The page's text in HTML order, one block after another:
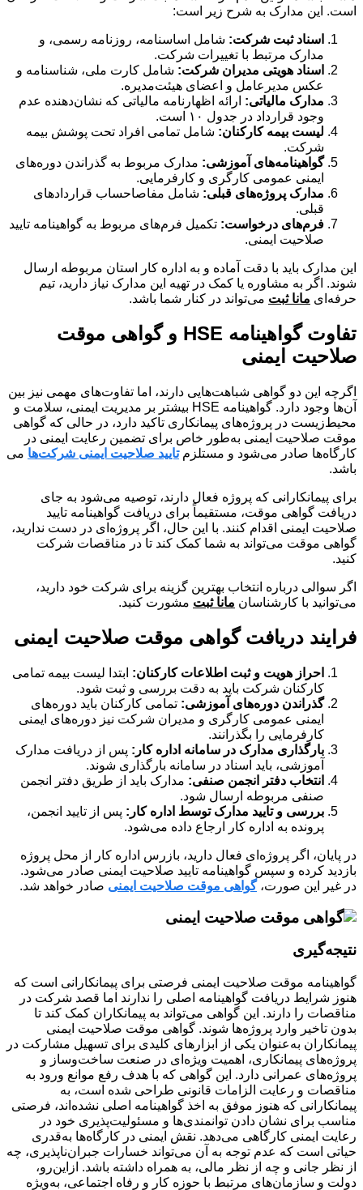
است. این مدارک به شرح زیر است:
اسناد ثبت شرکت: شامل اساسنامه، روزنامه رسمی، و
مدارک مرتبط با تغییرات شرکت.
اسناد هویتی مدیران شرکت: شامل کارت ملی، شناسنامه و
عکس مدیرعامل و اعضای هیئت‌مدیره.
مدارک مالیاتی: ارائه اظهارنامه مالیاتی که نشان‌دهنده عدم
وجود قرارداد در جدول ۱۰ است.
لیست بیمه کارکنان: شامل تمامی افراد تحت پوشش بیمه
شرکت.
گواهینامه‌های آموزشی: مدارک مربوط به گذراندن دوره‌های
ایمنی عمومی کارگری و کارفرمایی.
مدارک پروژه‌های قبلی: شامل مفاصاحساب قراردادهای
قبلی.
فرم‌های درخواست: تکمیل فرم‌های مربوط به گواهینامه تایید
صلاحیت ایمنی.
این مدارک باید با دقت آماده و به اداره کار استان مربوطه ارسال
شوند. اگر به مشاوره یا کمک در تهیه این مدارک نیاز دارید، تیم
حرفه‌ای مانا ثبت می‌تواند در کنار شما باشد.
تفاوت گواهینامه HSE و گواهی موقت
صلاحیت ایمنی
اگرچه این دو گواهی شباهت‌هایی دارند، اما تفاوت‌های مهمی نیز بین
آن‌ها وجود دارد. گواهینامه HSE بیشتر بر مدیریت ایمنی، سلامت و
محیط‌زیست در پروژه‌های پیمانکاری تاکید دارد، در حالی که گواهی
موقت صلاحیت ایمنی به‌طور خاص برای تضمین رعایت ایمنی در
کارگاه‌ها صادر می‌شود و مستلزمتایید صلاحیت ایمنی شرکت‌ها می
باشد.
برای پیمانکارانی که پروژه فعال دارند، توصیه می‌شود به جای
دریافت گواهی موقت، مستقیماً برای دریافت گواهینامه تایید
صلاحیت ایمنی اقدام کنند. با این حال، اگر پروژه‌ای در دست ندارید،
گواهی موقت می‌تواند به شما کمک کند تا در مناقصات شرکت
کنید.
اگر سوالی درباره انتخاب بهترین گزینه برای شرکت خود دارید،
می‌توانید با کارشناسان مانا ثبت مشورت کنید.
فرایند دریافت گواهی موقت صلاحیت ایمنی
احراز هویت و ثبت اطلاعات کارکنان: ابتدا لیست بیمه تمامی
کارکنان شرکت باید به دقت بررسی و ثبت شود.
گذراندن دوره‌های آموزشی: تمامی کارکنان باید دوره‌های
ایمنی عمومی کارگری و مدیران شرکت نیز دوره‌های ایمنی
کارفرمایی را بگذرانند.
بارگذاری مدارک در سامانه اداره کار: پس از دریافت مدارک
آموزشی، باید اسناد در سامانه بارگذاری شوند.
انتخاب دفتر انجمن صنفی: مدارک باید از طریق دفتر انجمن
صنفی مربوطه ارسال شود.
بررسی و تایید مدارک توسط اداره کار: پس از تایید انجمن،
پرونده به اداره کار ارجاع داده می‌شود.
در پایان، اگر پروژه‌ای فعال دارید، بازرس اداره کار از محل پروژه
بازدید کرده و سپس گواهینامه تایید صلاحیت ایمنی صادر می‌شود.
در غیر این صورت،گواهی موقت صلاحیت ایمنی صادر خواهد شد.
نتیجه‌گیری
گواهینامه موقت صلاحیت ایمنی فرصتی برای پیمانکارانی است که
هنوز شرایط دریافت گواهینامه اصلی را ندارند اما قصد شرکت در
مناقصات را دارند. این گواهی می‌تواند به پیمانکاران کمک کند تا
بدون تاخیر وارد پروژه‌ها شوند. گواهی موقت صلاحیت ایمنی
پیمانکاران به‌عنوان یکی از ابزارهای کلیدی برای تسهیل مشارکت در
پروژه‌های پیمانکاری، اهمیت ویژه‌ای در صنعت ساخت‌وساز و
پروژه‌های عمرانی دارد. این گواهی که با هدف رفع موانع ورود به
مناقصات و رعایت الزامات قانونی طراحی شده است، به
پیمانکارانی که هنوز موفق به اخذ گواهینامه اصلی نشده‌اند، فرصتی
مناسب برای نشان دادن توانمندی‌ها و مسئولیت‌پذیری خود در
رعایت ایمنی کارگاهی می‌دهد. نقش ایمنی در کارگاه‌ها به‌قدری
حیاتی است که عدم توجه به آن می‌تواند خسارات جبران‌ناپذیری، چه
از نظر جانی و چه از نظر مالی، به همراه داشته باشد. ازاین‌رو،
دولت و سازمان‌های مرتبط با حوزه کار و رفاه اجتماعی، به‌ویژه